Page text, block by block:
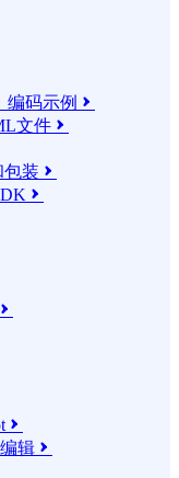
编码示例 
文件 
装 



辑 